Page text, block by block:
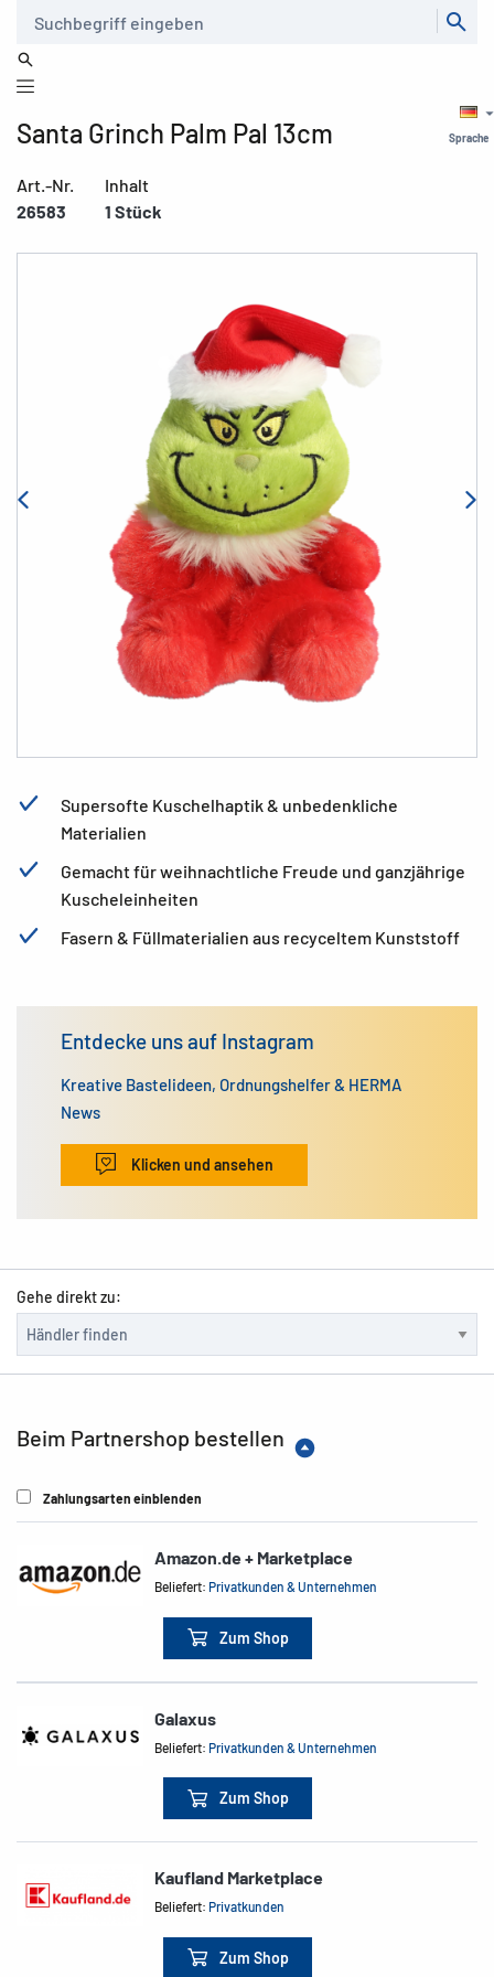
Sprache
Santa Grinch Palm Pal 13cm
Art.-Nr.
26583
Inhalt
1 Stück
Supersofte Kuschelhaptik & unbedenkliche
Materialien
Gemacht für weihnachtliche Freude und ganzjährige
Kuscheleinheiten
Fasern & Füllmaterialien aus recyceltem Kunststoff
Entdecke uns auf Instagram
Kreative Bastelideen, Ordnungshelfer & HERMA
News
Klicken und ansehen
Gehe direkt zu:
Beim Partnershop bestellen
Zahlungsarten einblenden
Amazon.de + Marketplace
Beliefert:Privatkunden & Unternehmen
Zum Shop
Galaxus
Beliefert:Privatkunden & Unternehmen
Zum Shop
Kaufland Marketplace
Beliefert:Privatkunden
Zum Shop